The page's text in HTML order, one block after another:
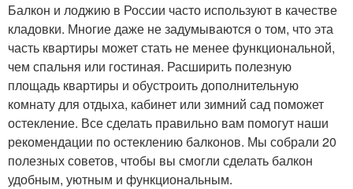
Балкон и лоджию в России часто используют в качестве
кладовки. Многие даже не задумываются о том, что эта
часть квартиры может стать не менее функциональной,
чем спальня или гостиная. Расширить полезную
площадь квартиры и обустроить дополнительную
комнату для отдыха, кабинет или зимний сад поможет
остекление. Все сделать правильно вам помогут наши
рекомендации по остеклению балконов. Мы собрали 20
полезных советов, чтобы вы смогли сделать балкон
удобным, уютным и функциональным.